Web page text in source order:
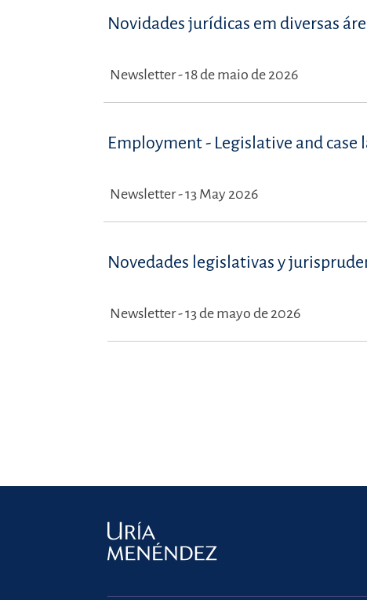
Novidades jurídicas em diversas
Newsletter - 18 de maio de 2026
Employment - Legislative and case
Newsletter - 13 May 2026
Novedades legislativas y
Newsletter - 13 de mayo de 2026